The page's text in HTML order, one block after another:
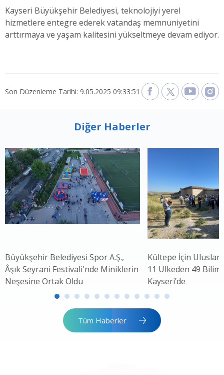
Kayseri Büyükşehir Belediyesi, teknolojiyi yerel
hizmetlere entegre ederek vatandaş memnuniyetini
arttırmaya ve yaşam kalitesini yükseltmeye devam ediyor.
Son Düzenleme Tarihi: 9.05.2025 09:33:51
Diğer Haberler
Büyükşehir Belediyesi Spor A.Ş.,
Âşık Seyrani Festivali'nde Miniklerin
Neşesine Ortak Oldu
Kültepe İçin
11 Ülkeden 49 Bilim
Kayseri’de
Tüm Haberler